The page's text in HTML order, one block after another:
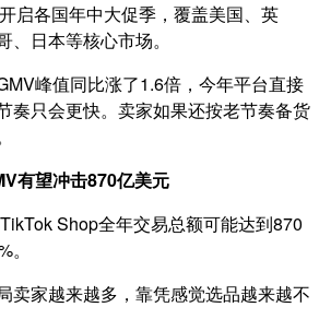
启各国年中大促季，覆盖美国、英
日本等核心市场。
峰值同比涨了1.6倍，今年平台直接
奏只会更快。卖家如果还按老节奏备货
有望冲击870亿美元
Shop全年交易总额可能达到870
卖家越来越多，靠凭感觉选品越来越不